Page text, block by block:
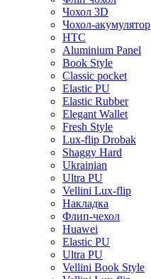
Чохол 3D
Чохол-акумулятор
HTC
Aluminium Panel
Book Style
Classic pocket
Elastic PU
Elastic Rubber
Elegant Wallet
Fresh Style
Lux-flip Drobak
Shaggy Hard
Ukrainian
Ultra PU
Vellini Lux-flip
Накладка
Флип-чехол
Huawei
Elastic PU
Ultra PU
Vellini Book Style